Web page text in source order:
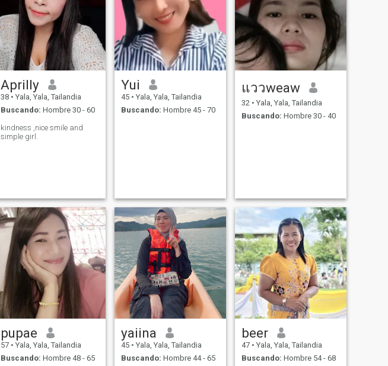
Aprilly​
38 • Yala, Yala, Tailandia
Buscando: Hombre 30 - 60
kindness ,nice smile and
simple girl.
Yui
45 • Yala, Yala, Tailandia
Buscando: Hombre 45 - 70
แววweaw
32 • Yala, Yala, Tailandia
Buscando: Hombre 30 - 40
pupae
57 • Yala, Yala, Tailandia
Buscando: Hombre 48 - 65
yaiina
45 • Yala, Yala, Tailandia
Buscando: Hombre 44 - 65
beer
47 • Yala, Yala, Tailandia
Buscando: Hombre 54 - 68